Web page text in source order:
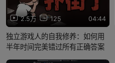
2.5万 125 04:44
独立游戏人的自我修养：如何用
半年时间完美错过所有正确答案